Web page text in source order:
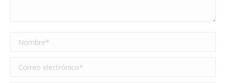
Nombre *
Correo electrónico *